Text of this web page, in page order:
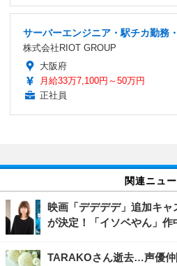
サーバーエンジニア・駅チカ勤務
株式会社RIOT GROUP
大阪府
月給33万7,100円～50万円
正社員
関連ニュー
映画「デデデデ」追加キ
が決定！「イソベやん」作
TARAKOさん逝去…声優